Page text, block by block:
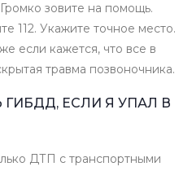
зовите на помощь.
112. Укажите точное место.
если кажется, что все в
травма позвоночника.
ЕСЛИ Я УПАЛ В
ДТП с транспортными